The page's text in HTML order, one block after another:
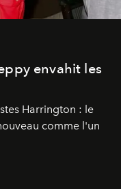
envahit les
Harrington : le
comme l'un